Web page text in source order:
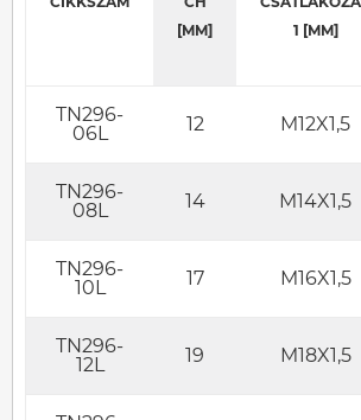
[MM]
1 [MM]
TN296-
06L
12 M12X1,5
TN296-
08L
14 M14X1,5
TN296-
10L
17 M16X1,5
TN296-
12L
19 M18X1,5